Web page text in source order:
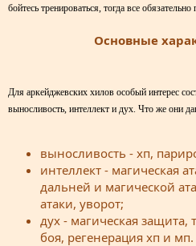
бойтесь тренироваться, тогда все обязательно
Основные
Для аркейджевских хилов особый интерес
выносливость, интеллект и дух. Что же они
выносливость - хп,
интеллект - магическая
дальней и магической
атаки, уворот;
дух - магическая защита,
боя, регенерация хп и мп.